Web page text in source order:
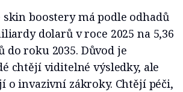
boostery má podle odhadů
dolarů v roce 2025 na 5,36
roku 2035. Důvod je
chtějí viditelné výsledky, ale
o invazivní zákroky. Chtějí péči,